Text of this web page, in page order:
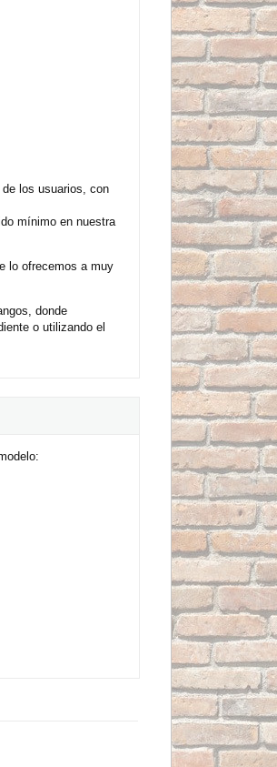
los usuarios, con
mínimo en nuestra
lo ofrecemos a muy
donde
o utilizando el